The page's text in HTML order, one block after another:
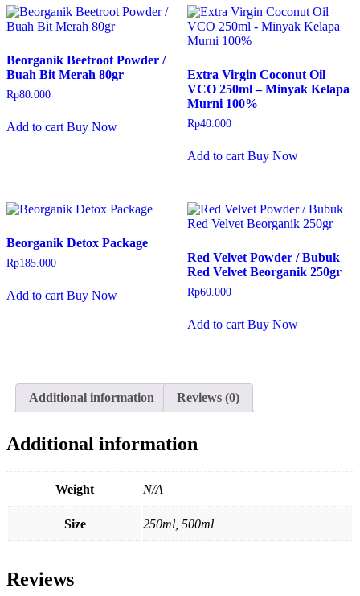
Beorganik Beetroot Powder /
Buah Bit Merah 80gr
Rp80.000
Add to cart Buy Now
Extra Virgin Coconut Oil
VCO 250ml – Minyak Kelapa
Murni 100%
Rp40.000
Add to cart Buy Now
Beorganik Detox Package
Rp185.000
Add to cart Buy Now
Red Velvet Powder / Bubuk
Red Velvet Beorganik 250gr
Rp60.000
Add to cart Buy Now
Additional information Reviews (0)
Additional information
Weight N/A
Size 250ml, 500ml
Reviews